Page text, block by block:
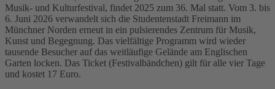
Musik- und Kulturfestival, findet 2025 zum 36. Mal statt. Vom 3. bis
6. Juni 2026 verwandelt sich die Studentenstadt Freimann im
Münchner Norden erneut in ein pulsierendes Zentrum für Musik,
Kunst und Begegnung. Das vielfältige Programm wird wieder
tausende Besucher auf das weitläufige Gelände am Englischen
Garten locken. Das Ticket (Festivalbändchen) gilt für alle vier Tage
und kostet 17 Euro.